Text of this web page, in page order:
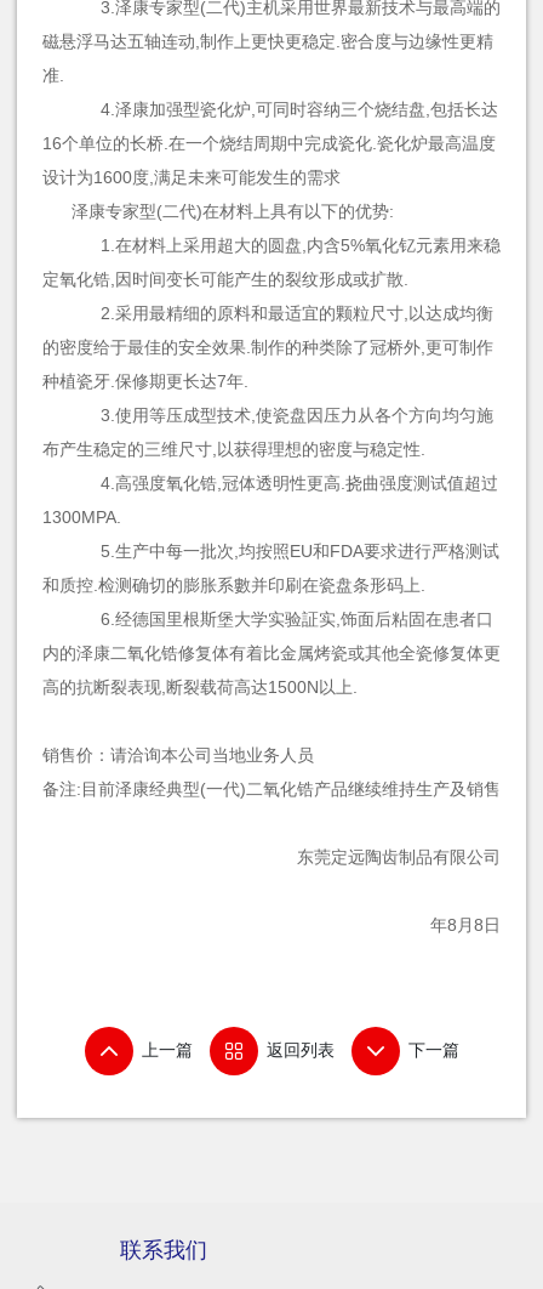
3.泽康专家型(二代)主机采用世界最新技术与最高端的
磁悬浮马达五轴连动,制作上更快更稳定.密合度与边缘性更精
准.
4.泽康加强型瓷化炉,可同时容纳三个烧结盘,包括长达
16个单位的长桥.在一个烧结周期中完成瓷化.瓷化炉最高温度
设计为1600度,满足未来可能发生的需求
泽康专家型(二代)在材料上具有以下的优势:
1.在材料上采用超大的圆盘,内含5%氧化钇元素用来稳
定氧化锆,因时间变长可能产生的裂纹形成或扩散.
2.采用最精细的原料和最适宜的颗粒尺寸,以达成均衡
的密度给于最佳的安全效果.制作的种类除了冠桥外,更可制作
种植瓷牙.保修期更长达7年.
3.使用等压成型技术,使瓷盘因压力从各个方向均匀施
布产生稳定的三维尺寸,以获得理想的密度与稳定性.
4.高强度氧化锆,冠体透明性更高.挠曲强度测试值超过
1300MPA.
5.生产中每一批次,均按照EU和FDA要求进行严格测试
和质控.检测确切的膨胀系數并印刷在瓷盘条形码上.
6.经德国里根斯堡大学实验証实,饰面后粘固在患者口
内的泽康二氧化锆修复体有着比金属烤瓷或其他全瓷修复体更
高的抗断裂表现,断裂载荷高达1500N以上.
销售价：请洽询本公司当地业务人员
备注:目前泽康经典型(一代)二氧化锆产品继续维持生产及销售
东莞定远陶齿制品有限公司
年8月8日
上一篇 返回列表 下一篇
联系我们